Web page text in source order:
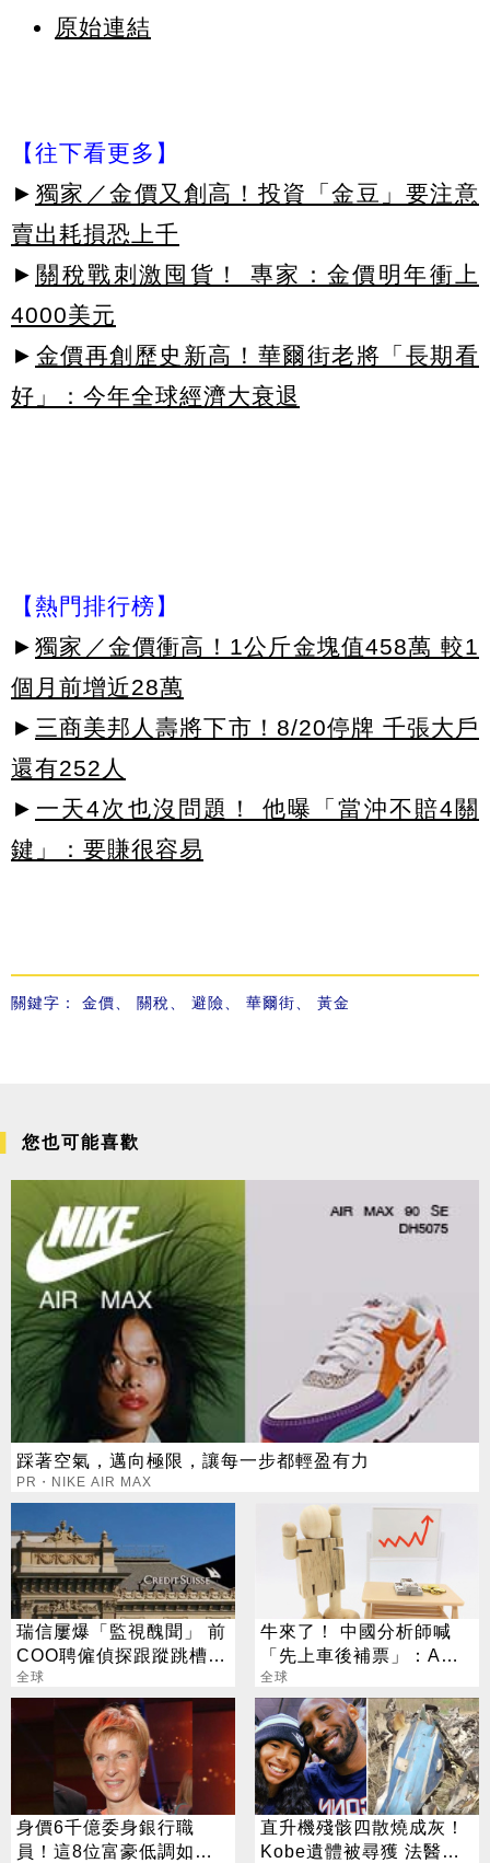
原始連結
【往下看更多】
► 獨家／金價又創高！投資「金豆」要注意
賣出耗損恐上千
► 關稅戰刺激囤貨！ 專家：金價明年衝上
4000美元
► 金價再創歷史新高！華爾街老將「長期看
好」：今年全球經濟大衰退
【熱門排行榜】
► 獨家／金價衝高！1公斤金塊值458萬 較1
個月前增近28萬
► 三商美邦人壽將下市！8/20停牌 千張大戶
還有252人
► 一天4次也沒問題！ 他曝「當沖不賠4關
鍵」：要賺很容易
關鍵字： 金價 關稅 避險 華爾街 黃金
您也可能喜歡
踩著空氣，邁向極限，讓每一步都輕盈有力
PR・NIKE AIR MAX
瑞信屢爆「監視醜聞」 前
COO聘僱偵探跟蹤跳槽主
管
全球
牛來了！ 中國分析師喊
「先上車後補票」：A股
開盤即收盤
全球
身價6千億委身銀行職
員！這8位富豪低調如普
直升機殘骸四散燒成灰！
Kobe遺體被尋獲 法醫證